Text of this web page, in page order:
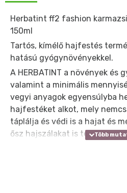
Herbatint ff2 fashion
150ml
Tartós, kímélő hajfestés
hatású gyógynövényekkel.
A HERBATINT a növények és
valamint a minimális
vegyi anyagok egyensúlyba
hajfestéket alkot, mely
táplálja és védi is a hajat és
ősz hajszálakat is teljesen